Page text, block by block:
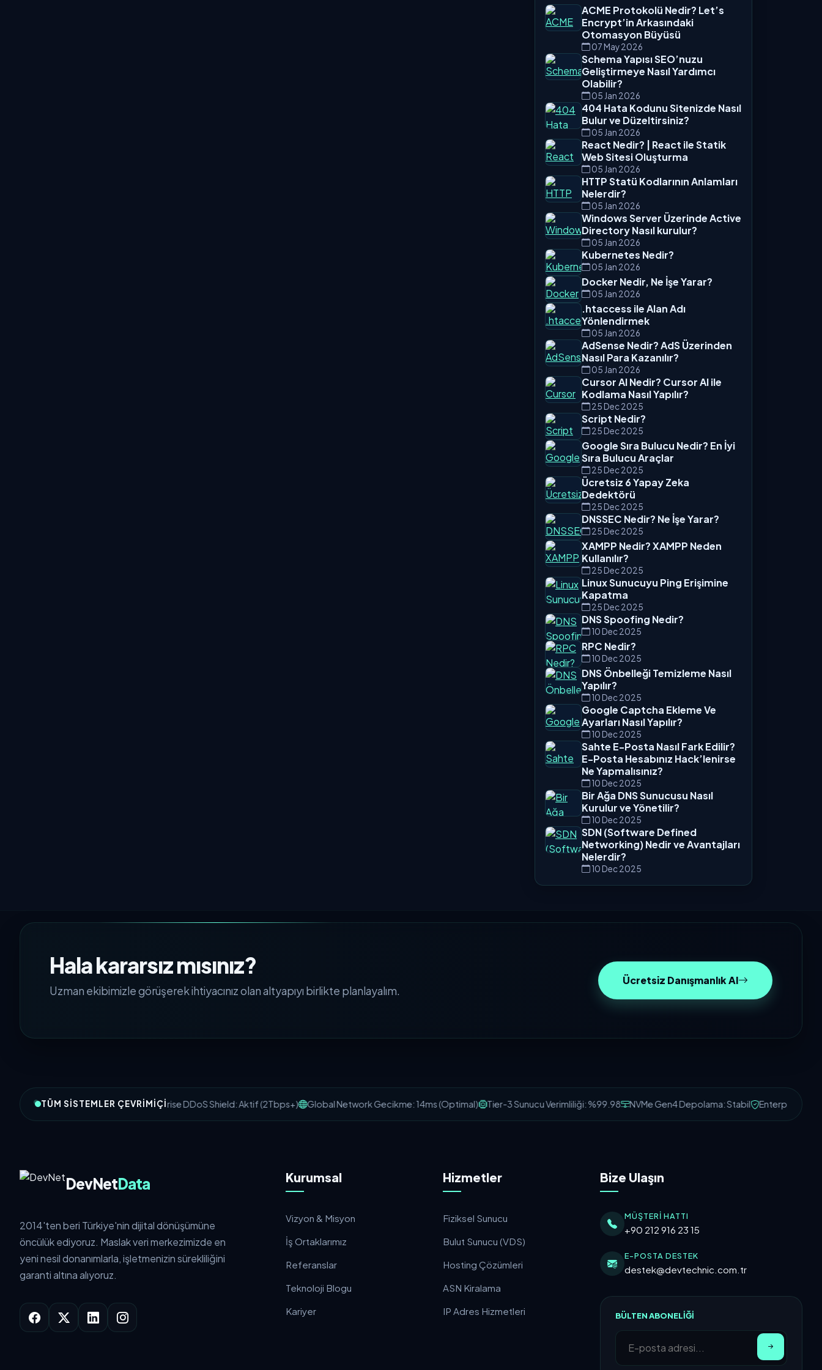
ACME Protokolü Nedir? Let’s
Encrypt’in Arkasındaki
Otomasyon Büyüsü
07 May 2026
Schema Yapısı SEO’nuzu
Geliştirmeye Nasıl Yardımcı
Olabilir?
05 Jan 2026
404 Hata Kodunu Sitenizde Nasıl
Bulur ve Düzeltirsiniz?
05 Jan 2026
React Nedir? | React ile Statik
Web Sitesi Oluşturma
05 Jan 2026
HTTP Statü Kodlarının Anlamları
Nelerdir?
05 Jan 2026
Windows Server Üzerinde Active
Directory Nasıl kurulur?
05 Jan 2026
Kubernetes Nedir?
05 Jan 2026
Docker Nedir, Ne İşe Yarar?
05 Jan 2026
.htaccess ile Alan Adı
Yönlendirmek
05 Jan 2026
AdSense Nedir? AdS Üzerinden
Nasıl Para Kazanılır?
05 Jan 2026
Cursor AI Nedir? Cursor AI ile
Kodlama Nasıl Yapılır?
25 Dec 2025
Script Nedir?
25 Dec 2025
Google Sıra Bulucu Nedir? En İyi
Sıra Bulucu Araçlar
25 Dec 2025
Ücretsiz 6 Yapay Zeka
Dedektörü
25 Dec 2025
DNSSEC Nedir? Ne İşe Yarar?
25 Dec 2025
XAMPP Nedir? XAMPP Neden
Kullanılır?
25 Dec 2025
Linux Sunucuyu Ping Erişimine
Kapatma
25 Dec 2025
DNS Spoofing Nedir?
10 Dec 2025
RPC Nedir?
10 Dec 2025
DNS Önbelleği Temizleme Nasıl
Yapılır?
10 Dec 2025
Google Captcha Ekleme Ve
Ayarları Nasıl Yapılır?
10 Dec 2025
Sahte E-Posta Nasıl Fark Edilir?
E-Posta Hesabınız Hack’lenirse
Ne Yapmalısınız?
10 Dec 2025
Bir Ağa DNS Sunucusu Nasıl
Kurulur ve Yönetilir?
10 Dec 2025
SDN (Software Defined
Networking) Nedir ve Avantajları
Nelerdir?
10 Dec 2025
Hala kararsız mısınız?
Uzman ekibimizle görüşerek ihtiyacınız olan altyapıyı birlikte planlayalım.
Ücretsiz Danışmanlık Al
TÜM SISTEMLER ÇEVRIMIÇIEnterprise DDoS Shield: Aktif (2Tbps+) Global Network Gecikme: 14ms (Optimal) Tier-3 Sunucu Verimliliği: %99.98 NVMe Gen4 Depolama: Stabil Enterprise
DevNetData
2014'ten beri Türkiye'nin dijital dönüşümüne
öncülük ediyoruz. Maslak veri merkezimizde en
yeni nesil donanımlarla, işletmenizin sürekliliğini
garanti altına alıyoruz.
Kurumsal
Vizyon & Misyon
İş Ortaklarımız
Referanslar
Teknoloji Blogu
Kariyer
Hizmetler
Fiziksel Sunucu
Bulut Sunucu (VDS)
Hosting Çözümleri
ASN Kiralama
IP Adres Hizmetleri
Bize Ulaşın
MÜŞTERI HATTI
+90 212 916 23 15
E-POSTA DESTEK
destek@devtechnic.com.tr
BÜLTEN ABONELIĞI